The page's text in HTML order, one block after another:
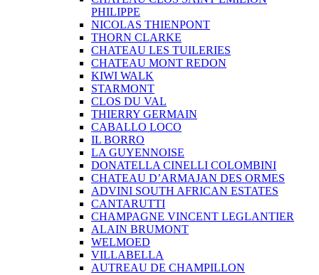
PHILIPPE
NICOLAS THIENPONT
THORN CLARKE
CHATEAU LES TUILERIES
CHATEAU MONT REDON
KIWI WALK
STARMONT
CLOS DU VAL
THIERRY GERMAIN
CABALLO LOCO
IL BORRO
LA GUYENNOISE
DONATELLA CINELLI COLOMBINI
CHATEAU D’ARMAJAN DES ORMES
ADVINI SOUTH AFRICAN ESTATES
CANTARUTTI
CHAMPAGNE VINCENT LEGLANTIER
ALAIN BRUMONT
WELMOED
VILLABELLA
AUTREAU DE CHAMPILLON